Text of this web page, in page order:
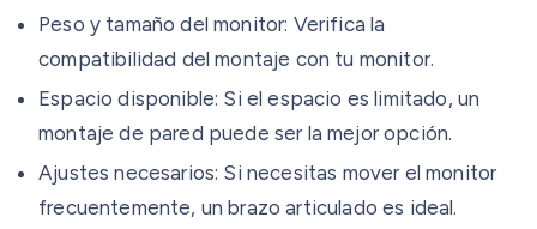
Peso y tamaño del monitor: Verifica la
compatibilidad del montaje con tu monitor.
Espacio disponible: Si el espacio es limitado, un
montaje de pared puede ser la mejor opción.
Ajustes necesarios: Si necesitas mover el monitor
frecuentemente, un brazo articulado es ideal.